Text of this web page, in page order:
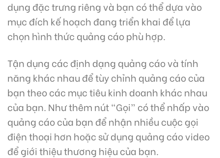
dụng đặc trưng riêng và bạn có thể dựa vào
mục đích kế hoạch đang triển khai để lựa
chọn hình thức quảng cáo phù hợp.
Tận dụng các định dạng quảng cáo và tính
năng khác nhau để tùy chỉnh quảng cáo của
bạn theo các mục tiêu kinh doanh khác nhau
của bạn. Như thêm nút “Gọi” có thể nhấp vào
quảng cáo của bạn để nhận nhiều cuộc gọi
điện thoại hơn hoặc sử dụng quảng cáo video
để giới thiệu thương hiệu của bạn.